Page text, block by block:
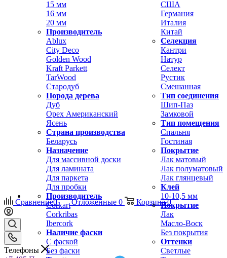
15 мм
16 мм
20 мм
Производитель
Ablux
City Deco
Golden Wood
Kraft Parkett
TarWood
Стародуб
Порода дерева
Дуб
Орех Американский
Ясень
Страна производства
Беларусь
США
Германия
Италия
Китай
Селекция
Кантри
Натур
Селект
Рустик
Смешанная
Тип соединения
Шип-Паз
Замковой
Тип помещения
Спальня
Гостиная
Назначение
Для массивной доски
Для ламината
Для паркета
Для пробки
Покрытие
Лак матовый
Лак полуматовый
Лак глянцевый
Клей
Производитель
Corkart
Corkribas
Ibercork
Наличие фаски
С фаской
Без фаски
10-10,5 мм
Покрытие
Лак
Масло-Воск
Без покрытия
Оттенки
Светлые
Сравнение0 Отложенные 0 Корзина 0
Телефоны